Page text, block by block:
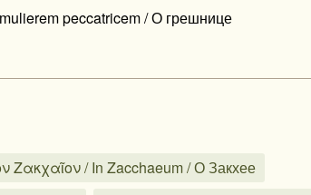
peccatricem / О грешнице
Ζακχαῖον / In Zacchaeum / О Закхее